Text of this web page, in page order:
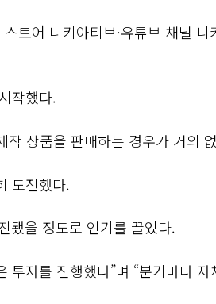
토어 니키아티브·유튜브 채널 니
작했다.
상품을 판매하는 경우가 거의
도전했다.
됐을 정도로 인기를 끌었다.
자를 진행했다”며 “분기마다